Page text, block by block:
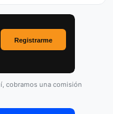
cobramos una comisión